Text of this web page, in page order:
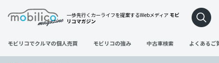
一歩先行くカーライフを提案するWebメディア モビ
リコマガジン
モビリコでクルマの個人売買 モビリコの強み 中古車検索 よくあるご